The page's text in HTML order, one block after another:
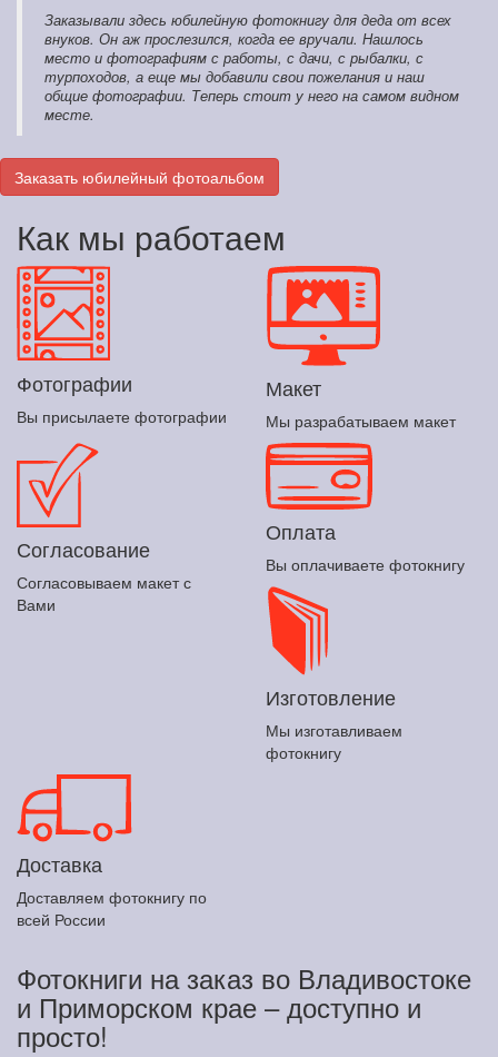
Заказывали здесь юбилейную фотокнигу для деда от всех
внуков. Он аж прослезился, когда ее вручали. Нашлось
место и фотографиям с работы, с дачи, с рыбалки, с
турпоходов, а еще мы добавили свои пожелания и наш
общие фотографии. Теперь стоит у него на самом видном
месте.
Заказать юбилейный фотоальбом
Как мы работаем
Фотографии
Вы присылаете фотографии
Макет
Мы разрабатываем макет
Согласование
Согласовываем макет с
Вами
Оплата
Вы оплачиваете фотокнигу
Изготовление
Мы изготавливаем
фотокнигу
Доставка
Доставляем фотокнигу по
всей России
Фотокниги на заказ во Владивостоке
и Приморском крае – доступно и
просто!